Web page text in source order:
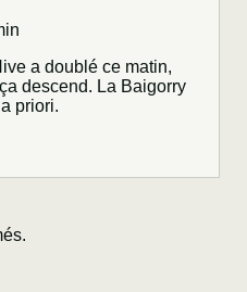
a doublé ce matin,
descend. La Baigorry
priori.